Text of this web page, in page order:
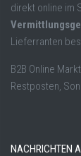
direkt online im
Lieferranten
B2B Online
Restposten,
NACHRICHTEN